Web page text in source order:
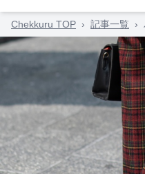
Chekkuru TOP › 記事一覧 ›